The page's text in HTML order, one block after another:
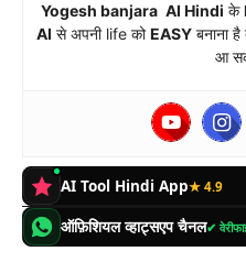
Yogesh banjara AI Hindi के
AI से अपनी life कोEASYबनाना है
आ
AI Tool Hindi App★ 4.9
ऑफ़िशियल व्हाट्सएप चैनल✔